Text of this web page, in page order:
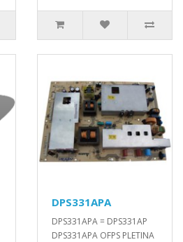
DPS331APA
DPS331APA = DPS331AP
DPS331APA OFPS PLETINA